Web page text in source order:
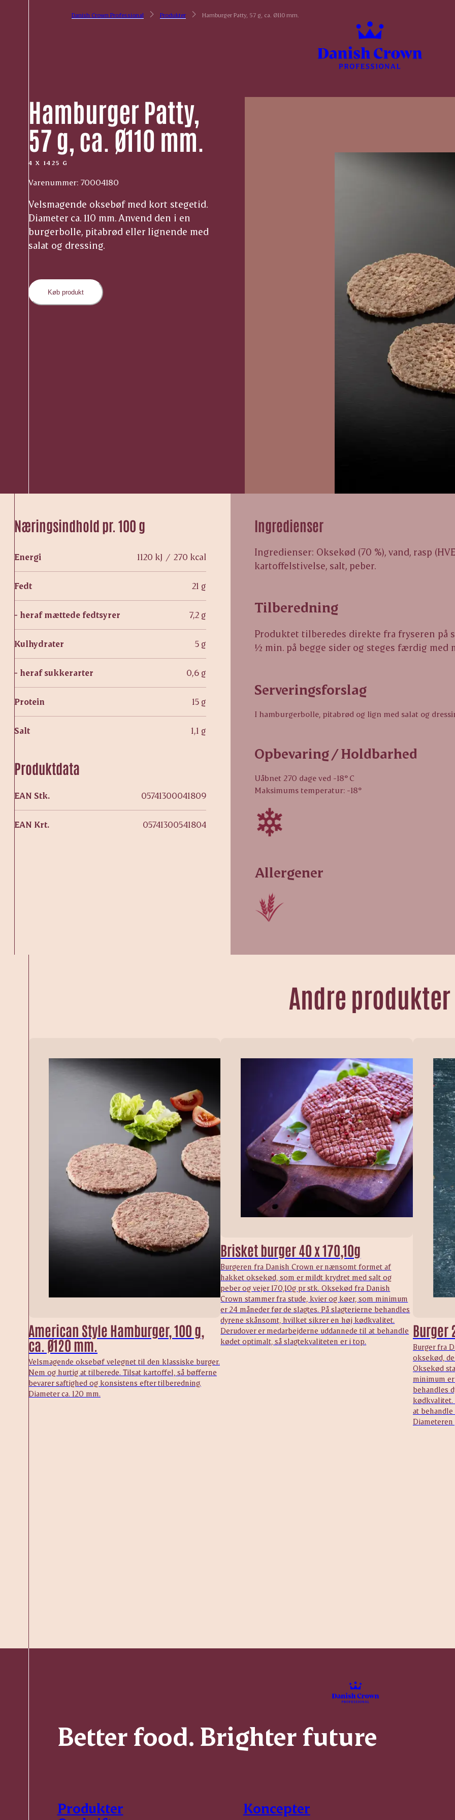
Danish Crown Professional Produkter Hamburger Patty, 57 g, ca. Ø110 mm.
Hamburger Patty,
57 g, ca. Ø110 mm.
4 X 1425 G
Varenummer: 70004180
Velsmagende oksebøf med kort stegetid.
Diameter ca. 110 mm. Anvend den i en
burgerbolle, pitabrød eller lignende med
salat og dressing.
Køb produkt
Næringsindhold pr. 100 g
Energi 1120 kJ / 270 kcal
Fedt 21 g
- heraf mættede fedtsyrer 7,2 g
Kulhydrater 5 g
- heraf sukkerarter 0,6 g
Protein 15 g
Salt 1,1 g
Produktdata
EAN Stk. 05741300041809
EAN Krt. 05741300541804
Ingredienser
Ingredienser: Oksekød (70 %), vand, rasp
kartoffelstivelse, salt, peber.
Tilberedning
Produktet tilberedes direkte fra fryseren på
½ min. på begge sider og steges færdig med
Serveringsforslag
I hamburgerbolle, pitabrød og lign med salat og
Opbevaring / Holdbarhed
Uåbnet 270 dage ved -18° C
Maksimums temperatur: -18°
Allergener
Andre produkter
American Style Hamburger, 100 g,
ca. Ø120 mm.
Velsmagende oksebøf velegnet til den klassiske burger.
Nem og hurtig at tilberede. Tilsat kartoffel, så bøfferne
bevarer saftighed og konsistens efter tilberedning.
Diameter ca. 120 mm.
Brisket burger 40 x 170,10g
Burgeren fra Danish Crown er nænsomt formet af
hakket oksekød, som er mildt krydret med salt og
peber og vejer 170,10g pr stk. Oksekød fra Danish
Crown stammer fra stude, kvier og køer, som minimum
er 24 måneder før de slagtes. På slagterierne behandles
dyrene skånsomt, hvilket sikrer en høj kødkvalitet.
Derudover er medarbejderne uddannede til at behandle
kødet optimalt, så slagtekvaliteten er i top.
Burger
Burger fra
oksekød,
Oksekød
minimum
behandles
kødkvalitet.
at
Diameteren
Better food. Brighter future
Koncepter
Produkter